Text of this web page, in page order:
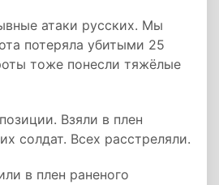
атаки русских. Мы
потеряла убитыми 25
тоже понесли тяжёлые
Взяли в плен
солдат. Всех расстреляли.
в плен раненого